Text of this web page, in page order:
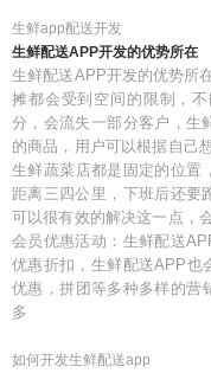
生鲜app配送开发
生鲜配送APP开发的优势所在
生鲜配送APP开发的优势所
摊都会受到空间的限制，
分，会流失一部分客户，生
的商品，用户可以根据自己
生鲜蔬菜店都是固定的位置
距离三四公里，下班后还要
可以很有效的解决这一点，
会员优惠活动：生鲜配送
优惠折扣，生鲜配送APP也
优惠，拼团等多种多样的营
多
如何开发生鲜配送app